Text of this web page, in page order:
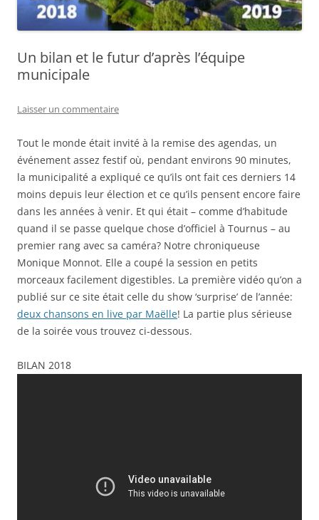
Un bilan et le futur d’après l’équipe
municipale
Laisser un commentaire
Tout le monde était invité à la remise des agendas, un
événement assez festif où, pendant environs 90 minutes,
la municipalité a expliqué ce qu’ils ont fait ces derniers 14
moins depuis leur élection et ce qu’ils pensent encore faire
dans les années à venir. Et qui était – comme d’habitude
quand il se passe quelque chose d’officiel à Tournus – au
premier rang avec sa caméra? Notre chroniqueuse
Monique Monnot. Elle a coupé la session en petits
morceaux facilement digestibles. La première vidéo qu’on a
publié sur ce site était celle du show ‘surprise’ de l’année:
deux chansons en live par Maëlle! La partie plus sérieuse
de la soirée vous trouvez ci-dessous.
BILAN 2018